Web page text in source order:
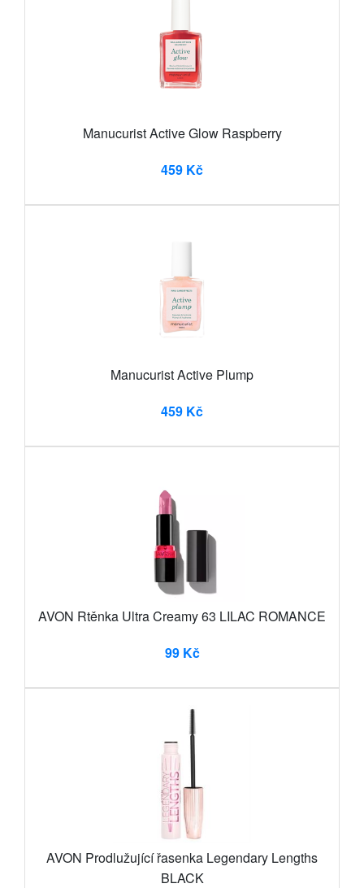
Manucurist Active Glow Raspberry
459 Kč
Manucurist Active Plump
459 Kč
AVON Rtěnka Ultra Creamy 63 LILAC ROMANCE
99 Kč
AVON Prodlužující řasenka Legendary Lengths
BLACK